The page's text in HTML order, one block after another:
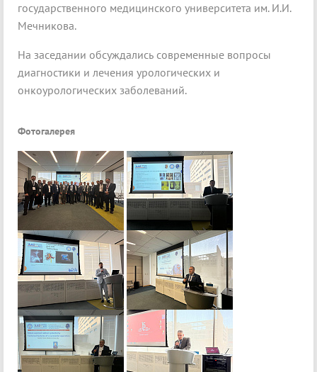
государственного медицинского университета им. И.И.
Мечникова.
На заседании обсуждались современные вопросы
диагностики и лечения урологических и
онкоурологических заболеваний.
Фотогалерея